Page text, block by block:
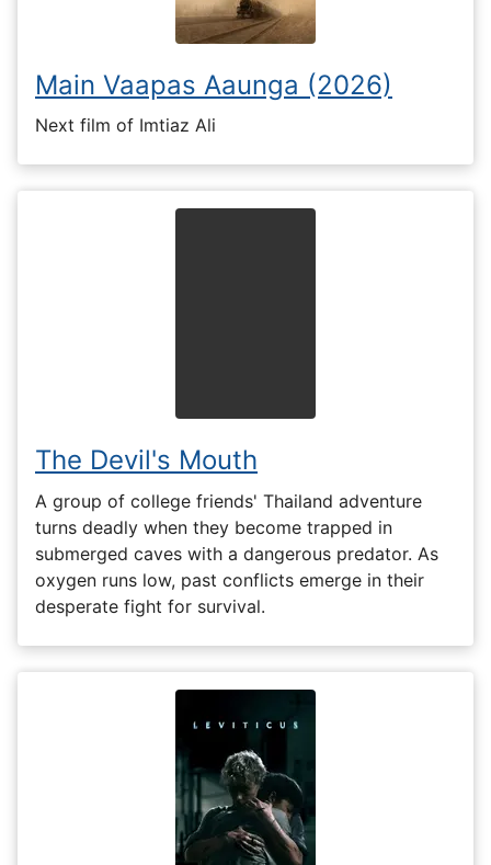
Main Vaapas Aaunga (2026)
Next film of Imtiaz Ali
The Devil's Mouth
A group of college friends' Thailand adventure
turns deadly when they become trapped in
submerged caves with a dangerous predator. As
oxygen runs low, past conflicts emerge in their
desperate fight for survival.